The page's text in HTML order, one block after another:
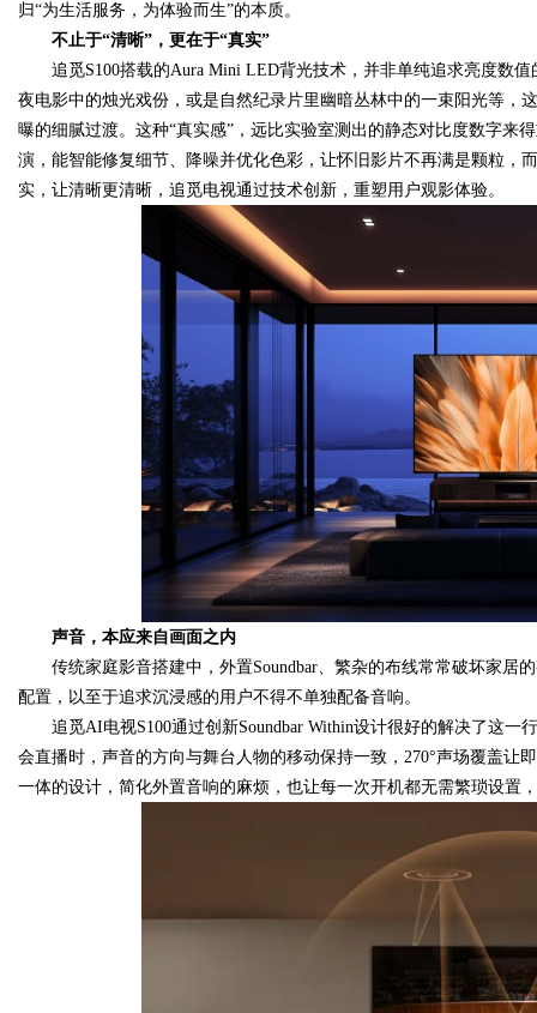
归“为生活服务，为体验而生”的本质。
不止于“清晰”，更在于“真实”
追觅S100搭载的Aura Mini LED背光技术，并非单纯追求亮度数
夜电影中的烛光戏份，或是自然纪录片里幽暗丛林中的一束阳光等，
曝的细腻过渡。这种“真实感”，远比实验室测出的静态对比度数字来
演，能智能修复细节、降噪并优化色彩，让怀旧影片不再满是颗粒，
实，让清晰更清晰，追觅电视通过技术创新，重塑用户观影体验。
声音，本应来自画面之内
传统家庭影音搭建中，外置Soundbar、繁杂的布线常常破坏家
配置，以至于追求沉浸感的用户不得不单独配备音响。
追觅AI电视S100通过创新Soundbar Within设计很好的解决了这
会直播时，声音的方向与舞台人物的移动保持一致，270°声场覆盖
一体的设计，简化外置音响的麻烦，也让每一次开机都无需繁琐设置